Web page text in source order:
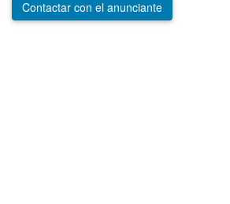
Contactar con el anunciante